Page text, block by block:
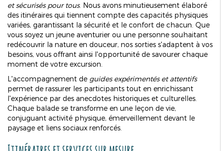
et sécurisés pour tous. Nous avons minutieusement élaboré
des itinéraires qui tiennent compte des capacités physiques
variées, garantissant la sécurité et le confort de chacun. Que
vous soyez un jeune aventurier ou une personne souhaitant
redécouvrir la nature en douceur, nos sorties s'adaptent à vos
besoins, vous offrant ainsi l'opportunité de savourer chaque
moment de votre excursion.
L'accompagnement de guides expérimentés et attentifs
permet de rassurer les participants tout en enrichissant
l'expérience par des anecdotes historiques et culturelles.
Chaque balade se transforme en une leçon de vie,
conjuguant activité physique, émerveillement devant le
paysage et liens sociaux renforcés.